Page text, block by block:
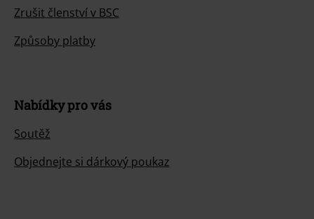
Zrušit členství v BSC
Způsoby platby
Nabídky pro vás
Soutěž
Objednejte si dárkový poukaz